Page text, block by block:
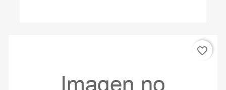
favorite_border